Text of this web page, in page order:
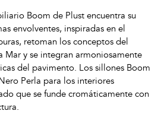
Boom de Plust encuentra su
envolventes, inspiradas en el
retoman los conceptos del
Mar y se integran armoniosamente
del pavimento. Los sillones Boom
Perla para los interiores
que se funde cromáticamente con